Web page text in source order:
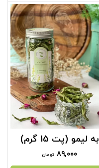
به لیمو (پت 15 گرم)
۸۹,۰۰۰ تومان